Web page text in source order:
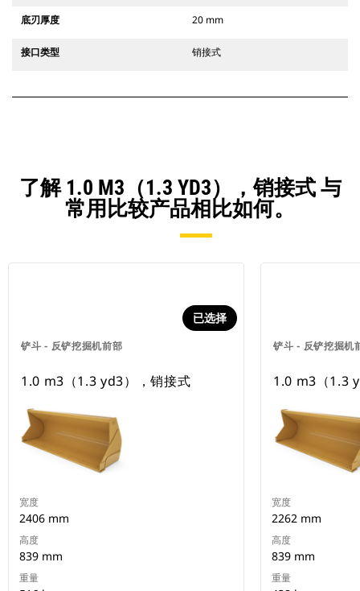
底刃厚度 20 mm
接口类型 销接式
了解 1.0 M3（1.3 YD3），销接式 与
常用比较产品相比如何。
铲斗 - 反铲挖掘机前部
已选择
1.0 m3（1.3 yd3），销接式
宽度
2406 mm
高度
839 mm
重量
铲斗 - 反铲挖掘机
1.0 m3（1.3
宽度
2262 mm
高度
839 mm
重量